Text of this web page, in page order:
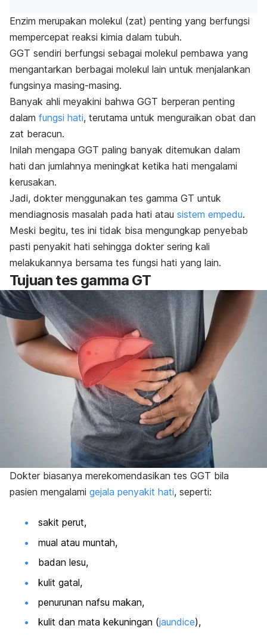
Enzim merupakan molekul (zat) penting yang berfungsi
mempercepat reaksi kimia dalam tubuh.
GGT sendiri berfungsi sebagai molekul pembawa yang
mengantarkan berbagai molekul lain untuk menjalankan
fungsinya masing-masing.
Banyak ahli meyakini bahwa GGT berperan penting
dalam fungsi hati, terutama untuk menguraikan obat dan
zat beracun.
Inilah mengapa GGT paling banyak ditemukan dalam
hati dan jumlahnya meningkat ketika hati mengalami
kerusakan.
Jadi, dokter menggunakan tes gamma GT untuk
mendiagnosis masalah pada hati atau sistem empedu.
Meski begitu, tes ini tidak bisa mengungkap penyebab
pasti penyakit hati sehingga dokter sering kali
melakukannya bersama tes fungsi hati yang lain.
Tujuan tes gamma GT
Dokter biasanya merekomendasikan tes GGT bila
pasien mengalami gejala penyakit hati, seperti:
sakit perut,
mual atau muntah,
badan lesu,
kulit gatal,
penurunan nafsu makan,
kulit dan mata kekuningan (jaundice),